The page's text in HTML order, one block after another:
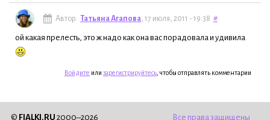
Автор: Татьяна Агапова , 17 июля, 2011 - 19:38 #
ой какая прелесть, это ж надо как она вас порадовала и удивила
Войдите или зарегистрируйтесь , чтобы отправлять комментарии
© FIALKI.RU 2000–2026 Все права защищены